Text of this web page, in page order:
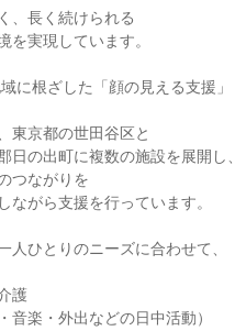
、長く続けられる
を実現しています。
に根ざした「顔の見える支援」
東京都の世田谷区と
日の出町に複数の施設を展開し、
つながりを
ながら支援を行っています。
人ひとりのニーズに合わせて、
護
音楽・外出などの日中活動）